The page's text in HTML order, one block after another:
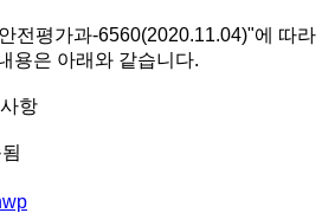
전평가과-6560(2020.11.04)"에 따라
용은 아래와 같습니다.
항